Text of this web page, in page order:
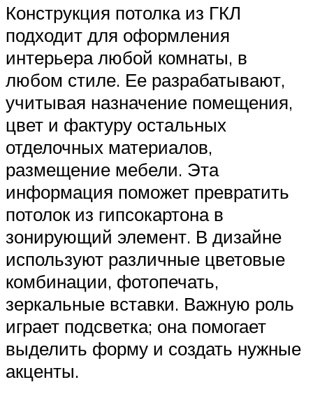
Конструкция потолка из ГКЛ
подходит для оформления
интерьера любой комнаты, в
любом стиле. Ее разрабатывают,
учитывая назначение помещения,
цвет и фактуру остальных
отделочных материалов,
размещение мебели. Эта
информация поможет превратить
потолок из гипсокартона в
зонирующий элемент. В дизайне
используют различные цветовые
комбинации, фотопечать,
зеркальные вставки. Важную роль
играет подсветка; она помогает
выделить форму и создать нужные
акценты.